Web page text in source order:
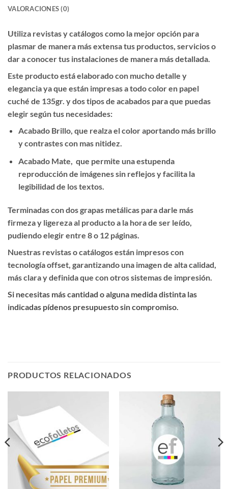
VALORACIONES (0)
Utiliza revistas y catálogos como la mejor opción para
plasmar de manera más extensa tus productos, servicios o
dar a conocer tus instalaciones de manera más detallada.
Este producto está elaborado con mucho detalle y
elegancia ya que están impresas a todo color en papel
cuché de 135gr. y dos tipos de acabados para que puedas
elegir según tus necesidades:
Acabado Brillo, que realza el color aportando más brillo
y contrastes con mas nitidez.
Acabado Mate, que permite una estupenda
reproducción de imágenes sin reflejos y facilita la
legibilidad de los textos.
Terminadas con dos grapas metálicas para darle más
firmeza y ligereza al producto a la hora de ser leído,
pudiendo elegir entre 8 o 12 páginas.
Nuestras revistas o catálogos están impresos con
tecnología offset, garantizando una imagen de alta calidad,
más clara y definida que con otros sistemas de impresión.
Si necesitas más cantidad o alguna medida distinta las
indicadas pídenos presupuesto sin compromiso.
PRODUCTOS RELACIONADOS